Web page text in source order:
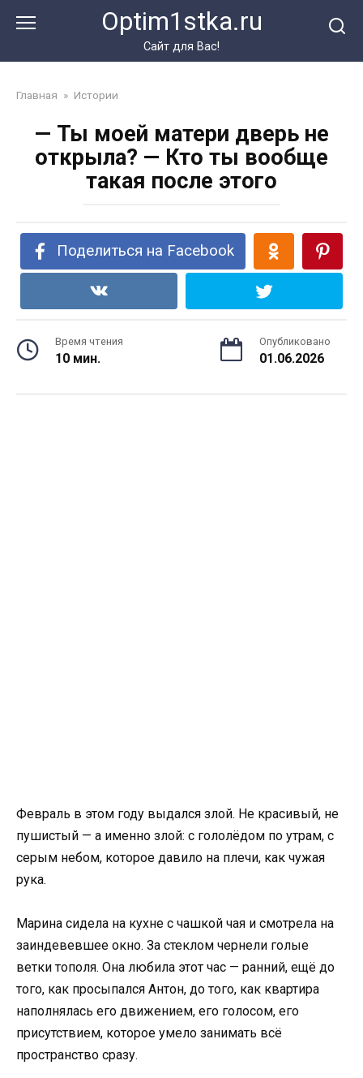
Optim1stka.ru
Сайт для Вас!
Главная » Истории
— Ты моей матери дверь не
открыла? — Кто ты вообще
такая после этого
Поделиться на Facebook
Время чтения
10 мин.
Опубликовано
01.06.2026
Февраль в этом году выдался злой. Не красивый, не
пушистый — а именно злой: с гололёдом по утрам, с
серым небом, которое давило на плечи, как чужая
рука.
Марина сидела на кухне с чашкой чая и смотрела на
заиндевевшее окно. За стеклом чернели голые
ветки тополя. Она любила этот час — ранний, ещё до
того, как просыпался Антон, до того, как квартира
наполнялась его движением, его голосом, его
присутствием, которое умело занимать всё
пространство сразу.